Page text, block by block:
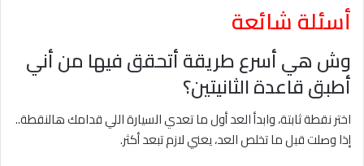
أسئلة شائعة
وش هي أسرع طريقة أتحقق فيها من أني
أطبق قاعدة الثانيتين؟
اختر نقطة ثابتة، وابدأ العد أول ما تعدي السيارة اللي قدامك هالنقطة..
إذا وصلت قبل ما تخلص العد، يعني لازم تبعد أكثر.